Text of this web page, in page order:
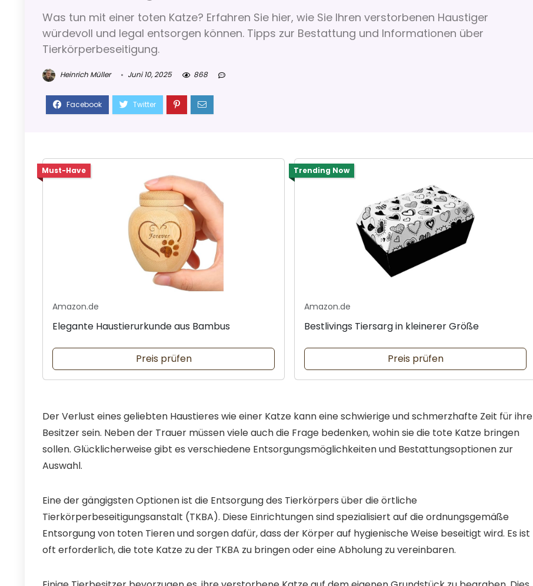
Was tun mit einer toten Katze? Erfahren Sie hier, wie Sie Ihren verstorbenen Haustiger
würdevoll und legal entsorgen können. Tipps zur Bestattung und Informationen über
Tierkörperbeseitigung.
Heinrich Müller Juni 10, 2025 868
Must-Have
Amazon.de
Elegante Haustierurkunde aus Bambus
Preis prüfen
Trending Now
Amazon.de
Bestlivings Tiersarg in kleinerer Größe
Preis prüfen
Der Verlust eines geliebten Haustieres wie einer Katze kann eine schwierige und schmerzhafte Zeit für ihre
Besitzer sein. Neben der Trauer müssen viele auch die Frage bedenken, wohin sie die tote Katze bringen
sollen. Glücklicherweise gibt es verschiedene Entsorgungsmöglichkeiten und Bestattungsoptionen zur
Auswahl.
Eine der gängigsten Optionen ist die Entsorgung des Tierkörpers über die örtliche
Tierkörperbeseitigungsanstalt (TKBA). Diese Einrichtungen sind spezialisiert auf die ordnungsgemäße
Entsorgung von toten Tieren und sorgen dafür, dass der Körper auf hygienische Weise beseitigt wird. Es ist
oft erforderlich, die tote Katze zu der TKBA zu bringen oder eine Abholung zu vereinbaren.